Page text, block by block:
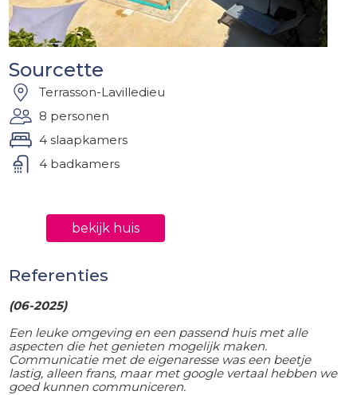
Sourcette
Terrasson-Lavilledieu
8 personen
4 slaapkamers
4 badkamers
bekijk huis
Referenties
(06-2025)
Een leuke omgeving en een passend huis met alle
aspecten die het genieten mogelijk maken.
Communicatie met de eigenaresse was een beetje
lastig, alleen frans, maar met google vertaal hebben we
goed kunnen communiceren.